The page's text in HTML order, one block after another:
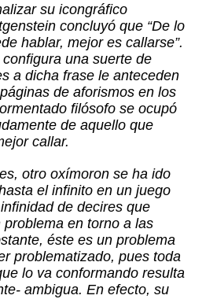
su icongráfico
concluyó que “De lo
hablar, mejor es callarse”.
una suerte de
a dicha frase le anteceden
de aforismos en los
filósofo se ocupó
de aquello que
callar.
otro oxímoron se ha ido
el infinito en un juego
de decires que
problema en torno a las
éste es un problema
problematizado, pues toda
lo va conformando resulta
ambigua. En efecto, su